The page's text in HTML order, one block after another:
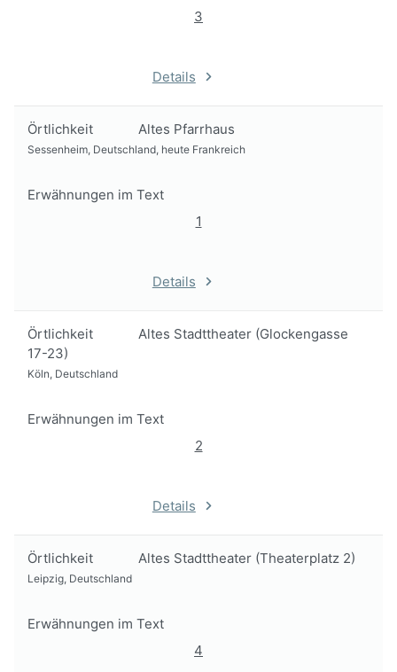
3
Details
Örtlichkeit Altes Pfarrhaus
Sessenheim, Deutschland, heute Frankreich
Erwähnungen im Text
1
Details
Örtlichkeit
Altes Stadttheater (Glockengasse
17-23)
Köln, Deutschland
Erwähnungen im Text
2
Details
Örtlichkeit Altes Stadttheater (Theaterplatz 2)
Leipzig, Deutschland
Erwähnungen im Text
4